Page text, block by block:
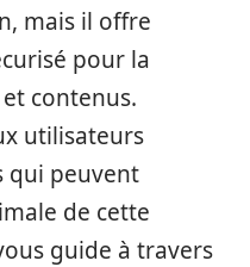
mais il offre
pour la
contenus.
utilisateurs
qui peuvent
de cette
guide à travers